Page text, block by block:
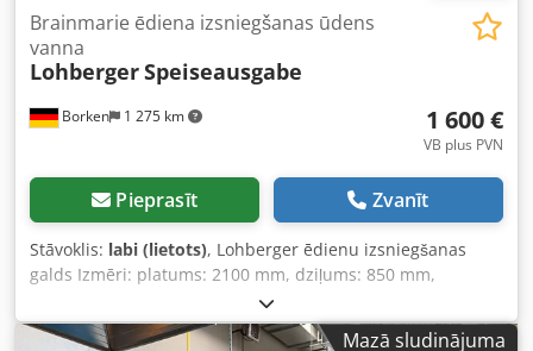
Borken 1 275 km
Brainmarie ēdiena izsniegšanas ūdens
vanna
LohbergerSpeiseausgabe
1 600 €
VB plus PVN
Pieprasīt Zvanīt
Stāvoklis: labi (lietots), Lohberger ēdienu izsniegšanas
galds Izmēri: platums: 2100 mm, dziļums: 850 mm,
augstums: 800 mm Augstums ar stikla plauktu: 1170 mm
Dziļums ar paplāšu plauktu: 1180 mm Cedpfx Aoxqx
Mazā sludinājuma